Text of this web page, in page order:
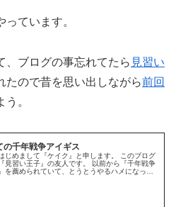
ています。
、ブログの事忘れてたら 見習い
たので昔を思い出しながら前回
。
の千年戦争アイギス
じめまして『ケイク』と申します。 このブログ
見習い王子』の友人です。 以前から『千年戦争
を薦められていて、とうとうやるハメになって